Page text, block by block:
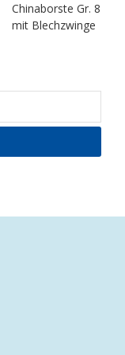
Chinaborste Gr. 8
mit Blechzwinge